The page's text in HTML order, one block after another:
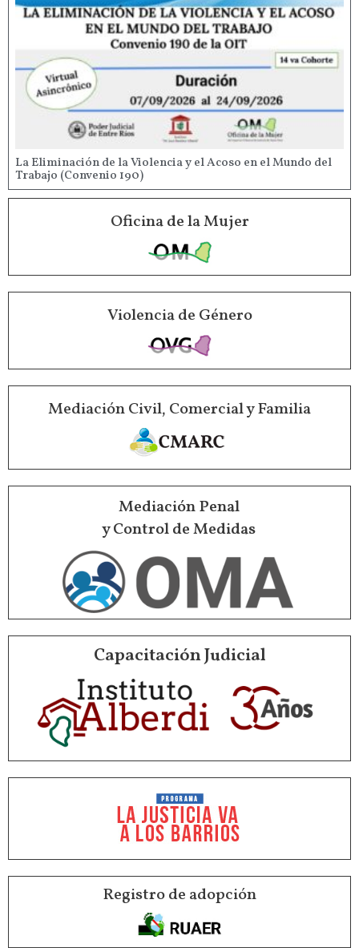
La Eliminación de la Violencia y el Acoso en el Mundo del
Trabajo (Convenio 190)
Oficina de la Mujer
Violencia de Género
Mediación Civil, Comercial y Familia
Mediación Penal
y Control de Medidas
Capacitación Judicial
Registro de adopción